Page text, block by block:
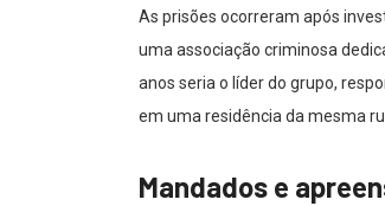
As prisões ocorreram após
uma associação criminosa
anos seria o líder do grupo,
em uma residência da mesma
Mandados e